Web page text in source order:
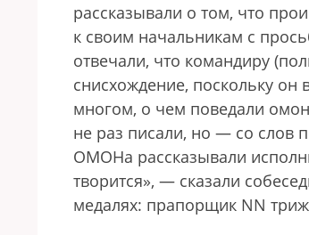
рассказывали о том, что
к своим начальникам с
отвечали, что командиру
снисхождение, поскольку он
многом, о чем поведали
не раз писали, но — со слов
ОМОНа рассказывали
творится», — сказали
медалях: прапорщик NN